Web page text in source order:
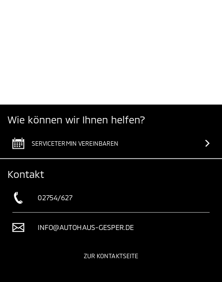
Wie können wir Ihnen helfen?
SERVICETERMIN VEREINBAREN
Kontakt
02754/627
INFO@AUTOHAUS-GESPER.DE
ZUR KONTAKTSEITE